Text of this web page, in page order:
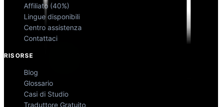
Affiliato (40%)
Lingue disponibili
Centro assistenza
Contattaci
RISORSE
Blog
Glossario
Casi di Studio
Traduttore Gratuito